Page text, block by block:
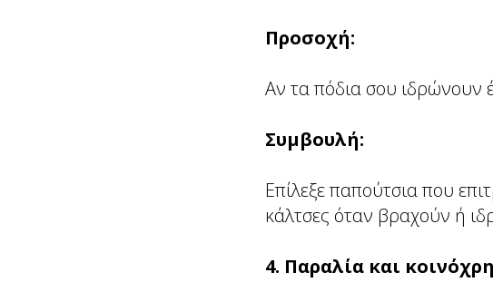
Προσοχή:
Αν τα πόδια σου ιδρώνουν
Συμβουλή:
Επίλεξε παπούτσια που
κάλτσες όταν βραχούν ή
4. Παραλία και